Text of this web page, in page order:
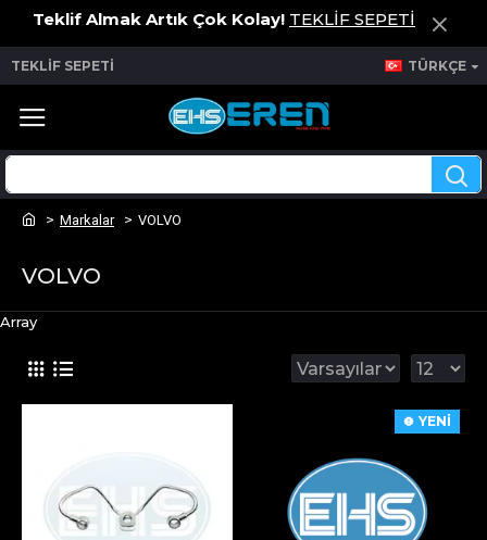
Teklif Almak Artık Çok Kolay! TEKLİF SEPETİ
TEKLİF SEPETİ TÜRKÇE
Markalar VOLVO
VOLVO
Array
YENİ